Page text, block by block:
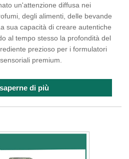
un'attenzione diffusa nei
degli alimenti, delle bevande
sua capacità di creare autentiche
al tempo stesso la profondità del
prezioso per i formulatori
premium.
di più